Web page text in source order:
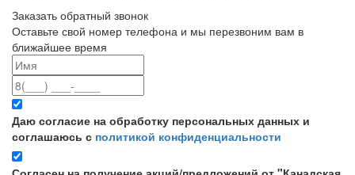
Заказать обратный звонок
Оставьте свой номер телефона и мы перезвоним вам в
ближайшее время
Даю согласие на обработку персональных данных и
соглашаюсь с политикой конфиденциальности